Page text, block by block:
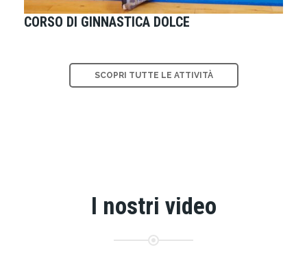
CORSO DI GINNASTICA DOLCE
SCOPRI TUTTE LE ATTIVITÀ
I nostri video